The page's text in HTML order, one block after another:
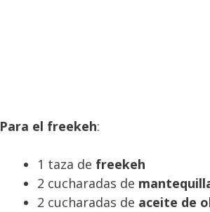
Para el freekeh:
1 taza de freekeh
2 cucharadas de
2 cucharadas de aceite de